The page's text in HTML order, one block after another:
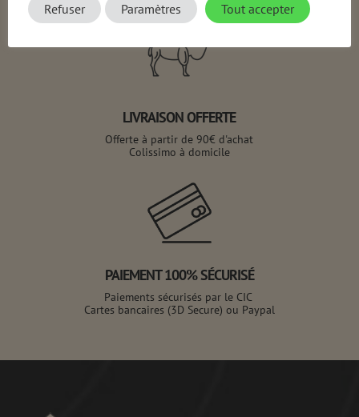
LIVRAISON OFFERTE
Offerte à partir de 90€ d'achat
Colissimo à domicile
PAIEMENT 100% SÉCURISÉ
Paiements sécurisés par le CIC
Cartes bancaires (3D Secure) ou Paypal
Refuser Paramètres Tout accepter